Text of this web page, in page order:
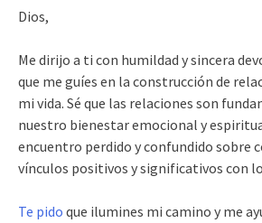
Dios,
Me dirijo a ti con humildad y sincera
que me guíes en la construcción de
mi vida. Sé que las relaciones son
nuestro bienestar emocional y
encuentro perdido y confundido sobre
vínculos positivos y significativos con
Te pido que ilumines mi camino y me